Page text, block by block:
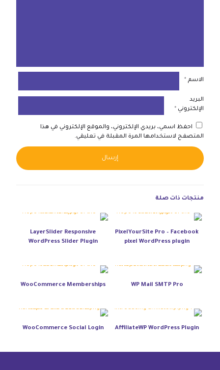
الاسم *
البريد
الإلكتروني *
احفظ اسمي، بريدي الإلكتروني، والموقع الإلكتروني في هذا
المتصفح لاستخدامها المرة المقبلة في تعليقي.
منتجات ذات صلة
PixelYourSite Pro – Facebook
pixel WordPress plugin
LayerSlider Responsive
WordPress Slider Plugin
WP Mail SMTP Pro
WooCommerce Memberships
AffiliateWP WordPress Plugin
WooCommerce Social Login